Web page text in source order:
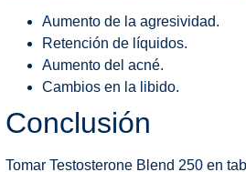
Aumento de la agresividad.
Retención de líquidos.
Aumento del acné.
Cambios en la libido.
Conclusión
Tomar Testosterone Blend 250 en